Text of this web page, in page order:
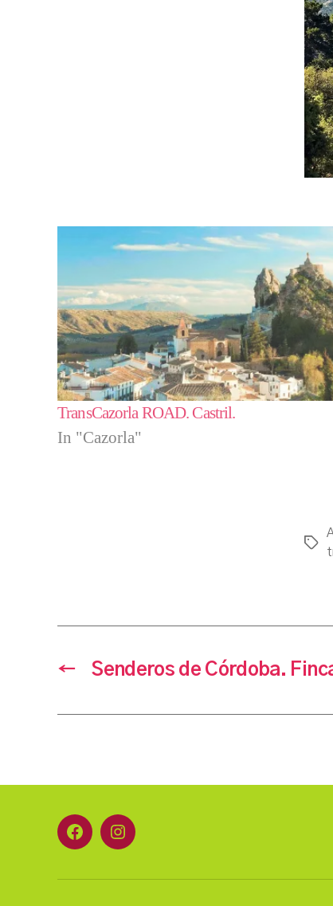
TransCazorla ROAD. Castril.
In "Cazorla"
Tags
← Senderos de Córdoba.
FacebookInstagram